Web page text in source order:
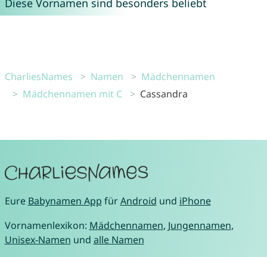
Diese Vornamen sind besonders beliebt
CharliesNames Namen
Mädchennamen
Mädchennamen mit C
Cassandra
Eure Babynamen App fürAndroid und iPhone
Vornamenlexikon: Mädchennamen, Jungennamen,
Unisex-Namen und alle Namen